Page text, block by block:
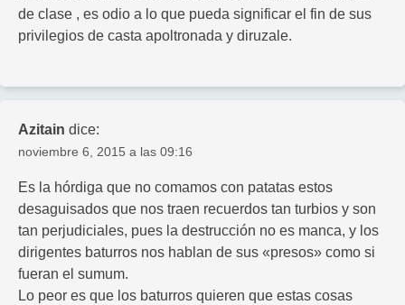
de clase , es odio a lo que pueda significar el fin de sus
privilegios de casta apoltronada y diruzale.
Azitain dice:
noviembre 6, 2015 a las 09:16
Es la hórdiga que no comamos con patatas estos
desaguisados que nos traen recuerdos tan turbios y son
tan perjudiciales, pues la destrucción no es manca, y los
dirigentes baturros nos hablan de sus «presos» como si
fueran el sumum.
Lo peor es que los baturros quieren que estas cosas